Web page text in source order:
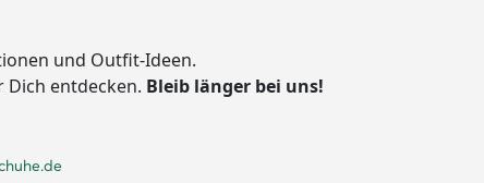
und Outfit-Ideen.
Dich entdecken. Bleib länger bei uns!